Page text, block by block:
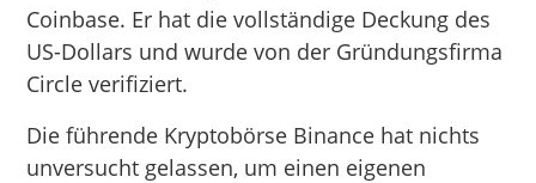
Coinbase. Er hat die vollständige Deckung des
US-Dollars und wurde von der Gründungsfirma
Circle verifiziert.
Die führende Kryptobörse Binance hat nichts
unversucht gelassen, um einen eigenen